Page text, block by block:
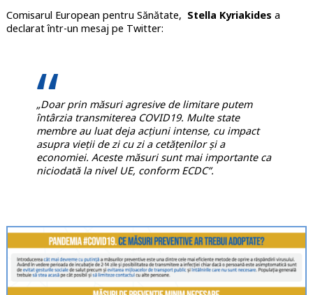
Comisarul European pentru Sănătate, Stella Kyriakides a
declarat într-un mesaj pe Twitter:
„Doar prin măsuri agresive de limitare putem
întârzia transmiterea COVID19. Multe state
membre au luat deja acțiuni intense, cu impact
asupra vieții de zi cu zi a cetățenilor și a
economiei. Aceste măsuri sunt mai importante ca
niciodată la nivel UE, conform ECDC”.